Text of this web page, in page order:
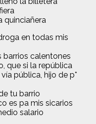
quinciañera
en todas mis
barrios calentones
que si la república
pública, hijo de p*
tu barrio
es pa mis sicarios
salario